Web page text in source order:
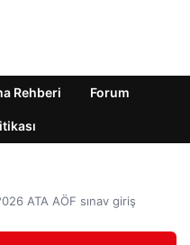
Rehberi Forum
ATA AÖF sınav giriş